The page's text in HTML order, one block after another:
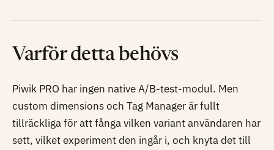
Varför detta behövs
Piwik PRO har ingen native A/B-test-modul. Men
custom dimensions och Tag Manager är fullt
tillräckliga för att fånga vilken variant användaren har
sett, vilket experiment den ingår i, och knyta det till